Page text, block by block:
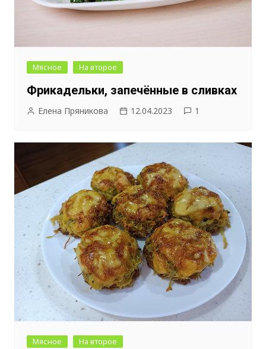
Мясное На второе
Фрикадельки, запечённые в сливках
Елена Пряникова 12.04.2023 1
Мясное На второе